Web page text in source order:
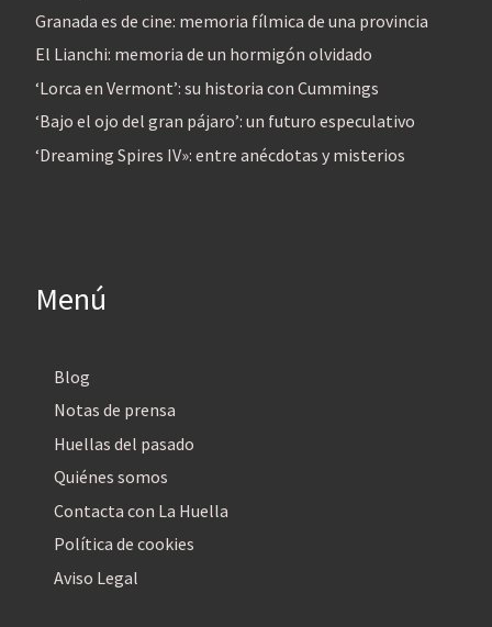
Granada es de cine: memoria fílmica de una provincia
El Lianchi: memoria de un hormigón olvidado
‘Lorca en Vermont’: su historia con Cummings
‘Bajo el ojo del gran pájaro’: un futuro especulativo
‘Dreaming Spires IV»: entre anécdotas y misterios
Menú
Blog
Notas de prensa
Huellas del pasado
Quiénes somos
Contacta con La Huella
Política de cookies
Aviso Legal